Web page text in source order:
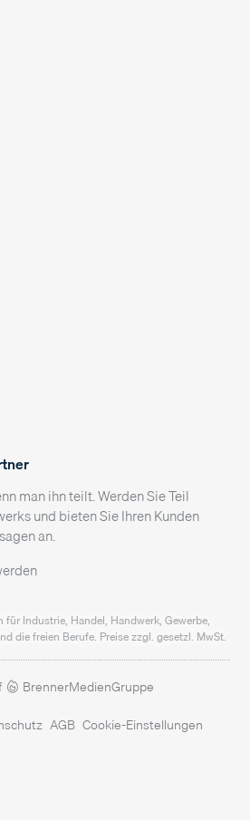
man ihn teilt. Werden Sie Teil
und bieten Sie Ihren Kunden
an.
Industrie, Handel, Handwerk, Gewerbe,
die freien Berufe. Preise zzgl. gesetzl. MwSt.
BrennerMedienGruppe
AGB Cookie-Einstellungen